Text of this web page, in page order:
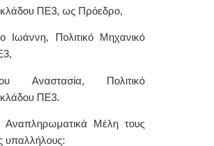
κλάδου ΠΕ3, ως Πρόεδρο,
Ιωάννη, Πολιτικό Μηχανικό
Αναστασία, Πολιτικό
ΠΕ3.
Αναπληρωματικά Μέλη τους
υπαλλήλους: